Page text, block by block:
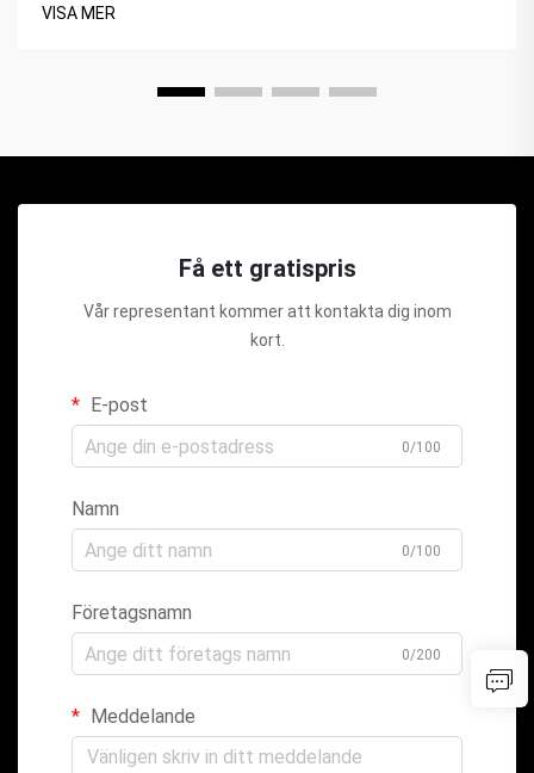
VISA MER
Få ett gratispris
Vår representant kommer att kontakta dig inom
kort.
E-post
0/100
Namn
0/100
Företagsnamn
0/200
Meddelande